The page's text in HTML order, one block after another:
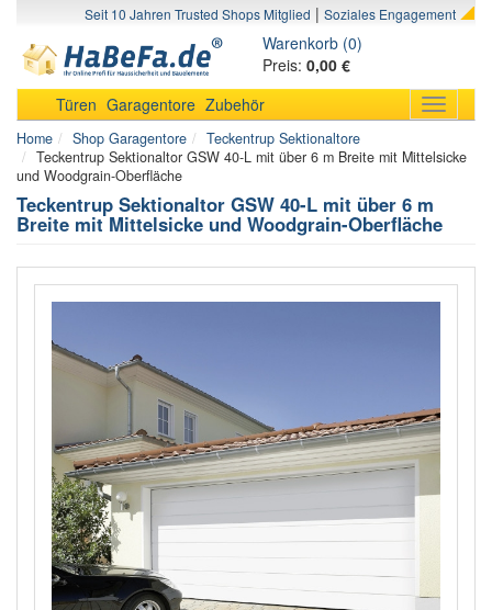
Seit 10 Jahren Trusted Shops Mitglied | Soziales Engagement
Warenkorb (0)
Preis: 0,00 €
Toggle
Türen Garagentore Zubehör
Home Shop Garagentore
Teckentrup Sektionaltore
Teckentrup Sektionaltor GSW 40-L mit über 6 m Breite mit Mittelsicke
und Woodgrain-Oberfläche
Teckentrup Sektionaltor GSW 40-L mit über 6 m
Breite mit Mittelsicke und Woodgrain-Oberfläche